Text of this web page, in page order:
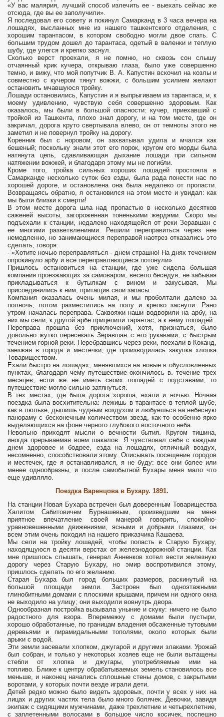
«У вас малярия, лучший способ излечить ее - выехать сейчас же
отсюда, где вы ее заполучили».
Я последовал его совету и покинул Самарканд в 3 часа вечера на
лошадях, высланных мне из нашего ташкентского отделения, с
хорошим тарантасом, в котором свободно могли двое спать. С
большим трудом дошел до тарантаса, одетый в валенки и теплую
шубу, где улегся и крепко заснул.
Сколько верст проехали, я не помню, но сквозь сон слышу
отчаянный крик кучера, открываю глаза, было уже совершенно
темно, и вижу, что мой попутчик В. А. Капустин вскочил на козлы и
совместно с кучером тянут вожжи, с большим усилием желают
остановить мчавшуюся тройку.
Лошади остановились, Капустин и я выпрыгиваем из тарантаса, и, к
моему удивлению, чувствую себя совершенно здоровым. Как
оказалось, мы были в большой опасности: кучер, приехавший с
тройкой из Ташкента, плохо знал дорогу, и на том месте, где он
закричал, дорога круто свертывала влево, он от темноты этого не
заметил и не повернул тройку на дорогу.
Коренник был с норовом, он захватывал удила и мчался как
бешеный; поскольку знали этот его порок, кругом его морды была
натянута цепь, сдавливающая дыхание лошади при сильном
натяжении вожжей, и благодаря этому мы не погибли.
Кроме того, тройка сильных хороших лошадей простояла в
Самарканде несколько суток без езды, была рада понести нас по
хорошей дороге, и остановлена она была недалеко от пропасти.
Возвращаясь обратно, я остановился на этом месте и увидал: как
мы были близки к смерти!
В этом месте дорога шла над пропастью в несколько десятков
саженей высоты, загороженная тоненькими жердями. Скоро мы
подъехали к станции, недалеко находящейся от реки Зеравшан с
ее многими разветвлениями. Решили переправиться через нее
немедленно, но занимающиеся переправой наотрез отказались это
сделать, говоря:
- «Хотите ночью переправляться - днем страшно! На днях течением
опрокинуло арбу и все переправляющиеся потонули».
Пришлось остановиться на станции, где уже сидела большая
компания проезжающих за самоваром, весело беседуя, не забывая
прикладываться к бутылкам с вином и закусывая. Мы
присоединились к ним, притащив свои запасы.
Компания оказалась очень милая, и мы проболтали далеко за
полночь, потом разместились на полу и крепко заснули. Рано
утром началась переправа. Саквояжи наши водворили на арбу, на
них мы сели, к другой арбе прицепили тарантас, а к нему лошадей.
Переправа прошла без приключений, хотя, признаться, было
довольно жутко пересекать Зеравшан с его рукавами, с быстрым
течением горной реки. Перебравшись через реки, поехали в Коканд,
заезжая в города и местечки, где производилась закупка хлопка
Товариществом.
Ехали быстро на лошадях, менявшихся на новые в обусловленных
пунктах, благодаря чему путешествие окончилось в. течение трех
месяцев; если же не иметь своих лошадей с подставами, то
путешествие могло сильно затянуться.
В тех местах, где была дорога хороша, ехали и ночью. Ночная
поездка была восхитительна: лежишь в тарантасе в теплой шубе,
как в люльке, дышишь чудным воздухом и любуешься на небесную
панораму с бесконечным количеством звезд, как-то особенно ярко
выделяющихся на фоне черного глубокого восточного неба.
Невольно приходят мысли о вечности бытия. Кругом тишина,
иногда прерываемая воем шакалов. Я чувствовал себя с каждым
днем здоровее и бодрее, езда на лошадях, отличный воздух,
несомненно, способствовали этому. Описывать посещение городов
и местечек, где я останавливался, я не буду: все они более или
менее однообразны, и после самобытной Бухары меня мало что
еще удивляло.
Поездка Варенцова в Бухару. 1891.
На станции Новая Бухара встречен был доверенным Товарищества
Халитом Сабитовичем Бурнашевым, произведшим на меня
приятное впечатление своей манерой говорить, спокойно-
уравновешенными движениями, ясными и добрыми глазами; он
всем этим очень походил на нашего приказчика Кашаева.
Мы сели на тройку лошадей, чтобы попасть в Старую Бухару,
находящуюся в десяти верстах от железнодорожной станции. Как
мне пришлось слышать, генерал Анненков хотел вести железную
дорогу через Старую Бухару, но эмир воспротивился этому,
пришлось сделать по его желанию.
Старая Бухара был город больших размеров, раскинутый на
большой площади земли. Застроен был одноэтажными
глинобитными домами с плоскими крышами, причем ни одного окна
не выходило на улицу; они выходили вовнутрь двора.
Однообразная постройка вызывала уныние и скуку: ничего не было
радостного для взора. Вперемежку с домами были пустыри,
хорошо обработанные, по границам владения обсаженные тутовыми
деревьями и пирамидальными тополями, около которых были
арыки с водой.
Эти земли засевали хлопком, джугарой и другими злаками. Урожай
был собран, и только у некоторых хозяев еще не были вытащены
стебли от хлопка и джугары, употребляемые ими на
топливо. Ближе к центру обрабатываемых земель становилось все
меньше, и наконец начались сплошные стены домов, с закрытыми
воротами, у которых почти везде играли дети.
Детей редко можно было видеть здоровых, почти у всех у них на
лицах и других частях тела было много болячек. Девочки, завидя
экипаж с сидящими мужчинами, даже трехлетние и четырехлетние,
с заплетенными волосами в большое число косичек, поспешно